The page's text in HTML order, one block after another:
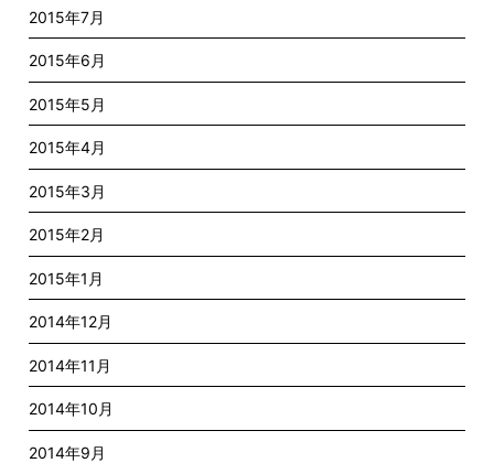
2015年7月
2015年6月
2015年5月
2015年4月
2015年3月
2015年2月
2015年1月
2014年12月
2014年11月
2014年10月
2014年9月